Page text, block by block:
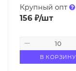
Крупный опт
156 ₽/шт
В КОРЗИНУ